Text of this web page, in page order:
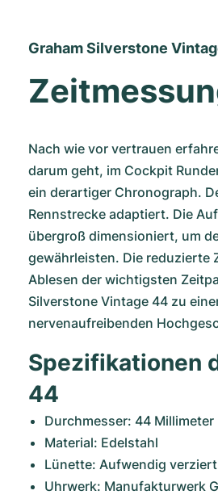
Graham Silverstone
Nach wie vor vertrauen
darum geht, im Cockpit
ein derartiger Chronograph.
Rennstrecke adaptiert. Die
übergroß dimensioniert, um
gewährleisten. Die
Ablesen der wichtigsten
Silverstone Vintage 44 zu
nervenaufreibenden
Spezifikationen
44
Durchmesser: 44 Millimeter
Material: Edelstahl
Lünette: Aufwendig
Uhrwerk: Manufakturwerk